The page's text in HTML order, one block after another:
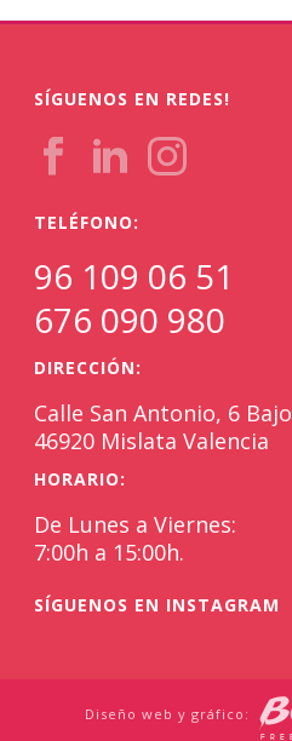
SÍGUENOS EN REDES!
TELÉFONO:
96 109 06 51
676 090 980
DIRECCIÓN:
Calle San Antonio, 6 Bajo
46920 Mislata Valencia
HORARIO:
De Lunes a Viernes:
7:00h a 15:00h.
SÍGUENOS EN INSTAGRAM
Diseño web y gráfico: